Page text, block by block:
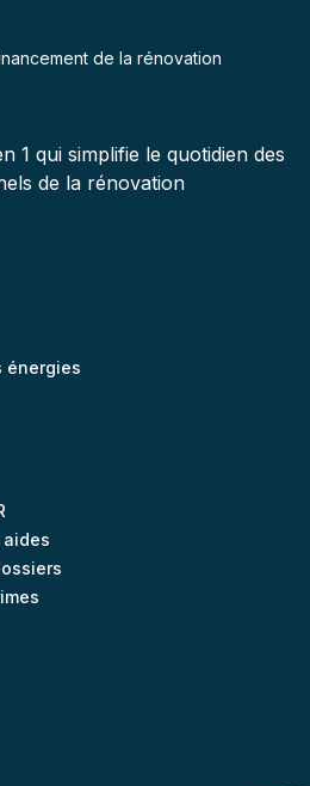
de la rénovation
1 qui simplifie le quotidien des
de la rénovation
énergies